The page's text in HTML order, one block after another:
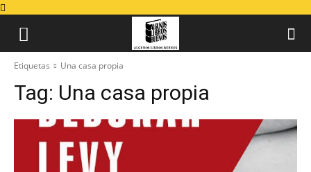
Etiquetas Una casa propia
Tag: Una casa propia